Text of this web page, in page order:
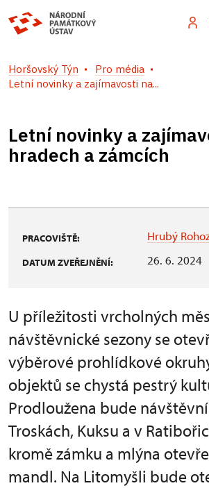
Horšovský Týn
Pro média
Letní novinky a zajímavosti na...
Letní novinky a
hradech a zámcích
PRACOVIŠTĚ: Hrubý
DATUM ZVEŘEJNĚNÍ: 26. 6. 2024
U příležitosti vrcholných
návštěvnické sezony se
výběrové prohlídkové
objektů se chystá pestrý
Prodloužena bude
Troskách, Kuksu a v
kromě zámku a mlýna
mandl. Na Litomyšli bude